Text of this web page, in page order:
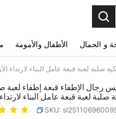
و الجمال الأطفال والأمومة
رجال الإطفاء قبعة إطفاء لعبة
صلبة لعبة قبعة عامل البناء
بلاستيكية صلبة لعب الأطفال
SKU: